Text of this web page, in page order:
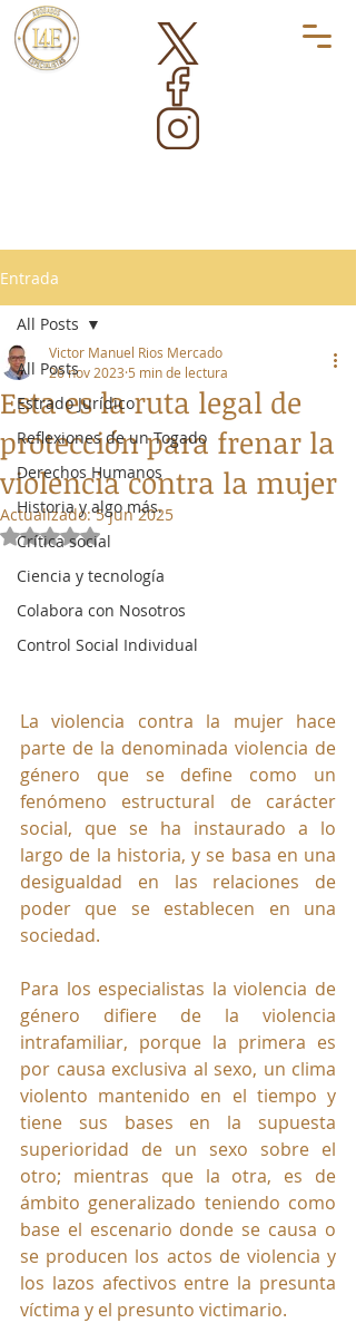
Entrada
All Posts
Estrado Jurídico
Reflexiones de un Togado
Derechos Humanos
Historia y algo más.
Crítica social
Ciencia y tecnología
Colabora con Nosotros
Control Social Individual
All Posts
Esta es la ruta legal de
protección para frenar la
violencia contra la mujer
Victor Manuel Rios Mercado
26 nov 2023 5 min de lectura
Actualizado:5 jun 2025
Obtuvo NaN de 5 estrellas.
La violencia contra la mujer hace
parte de la denominada violencia de
género que se define como un
fenómeno estructural de carácter
social, que se ha instaurado a lo
largo de la historia, y se basa en una
desigualdad en las relaciones de
poder que se establecen en una
sociedad.
Para los especialistas la violencia de
género difiere de la violencia
intrafamiliar, porque la primera es
por causa exclusiva al sexo, un clima
violento mantenido en el tiempo y
tiene sus bases en la supuesta
superioridad de un sexo sobre el
otro; mientras que la otra, es de
ámbito generalizado teniendo como
base el escenario donde se causa o
se producen los actos de violencia y
los lazos afectivos entre la presunta
víctima y el presunto victimario.